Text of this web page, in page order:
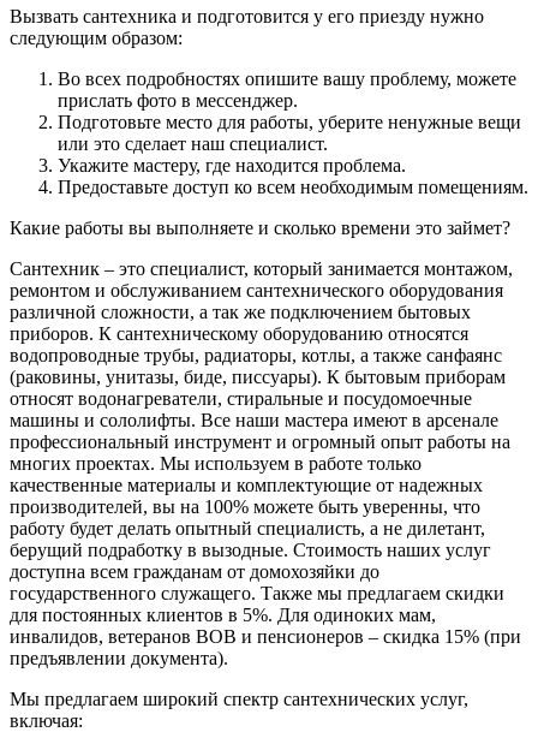
Вызвать сантехника и подготовится у его приезду нужно
следующим образом:
Во всех подробностях опишите вашу проблему, можете
прислать фото в мессенджер.
Подготовьте место для работы, уберите ненужные вещи
или это сделает наш специалист.
Укажите мастеру, где находится проблема.
Предоставьте доступ ко всем необходимым помещениям.
Какие работы вы выполняете и сколько времени это займет?
Сантехник – это специалист, который занимается монтажом,
ремонтом и обслуживанием сантехнического оборудования
различной сложности, а так же подключением бытовых
приборов. К сантехническому оборудованию относятся
водопроводные трубы, радиаторы, котлы, а также санфаянс
(раковины, унитазы, биде, писсуары). К бытовым приборам
относят водонагреватели, стиральные и посудомоечные
машины и сололифты. Все наши мастера имеют в арсенале
профессиональный инструмент и огромный опыт работы на
многих проектах. Мы используем в работе только
качественные материалы и комплектующие от надежных
производителей, вы на 100% можете быть уверенны, что
работу будет делать опытный специалисть, а не дилетант,
берущий подработку в вызодные. Стоимость наших услуг
доступна всем гражданам от домохозяйки до
государственного служащего. Также мы предлагаем скидки
для постоянных клиентов в 5%. Для одиноких мам,
инвалидов, ветеранов ВОВ и пенсионеров – скидка 15% (при
предъявлении документа).
Мы предлагаем широкий спектр сантехнических услуг,
включая: